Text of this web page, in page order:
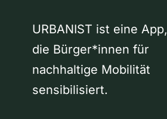
URBANIST ist eine App,
die Bürger*innen für
nachhaltige Mobilität
sensibilisiert.